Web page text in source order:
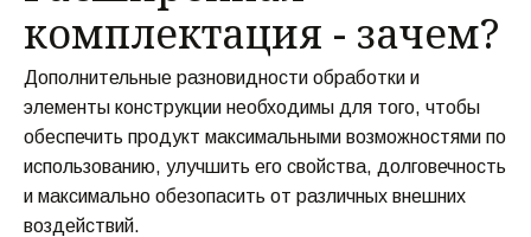
Дополнительные разновидности обработки и
элементы конструкции необходимы для того, чтобы
обеспечить продукт максимальными возможностями по
использованию, улучшить его свойства, долговечность
и максимально обезопасить от различных внешних
воздействий.